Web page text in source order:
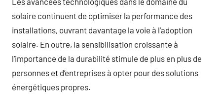
solaire continuent de optimiser la performance des
installations, ouvrant davantage la voie à l’adoption
solaire. En outre, la sensibilisation croissante à
l’importance de la durabilité stimule de plus en plus de
personnes et d’entreprises à opter pour des solutions
énergétiques propres.